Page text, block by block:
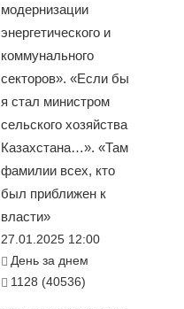
модернизации
энергетического и
коммунального
секторов». «Если бы
я стал министром
сельского хозяйства
Казахстана…». «Там
фамилии всех, кто
был приближен к
власти»
27.01.2025 12:00
День за днем
1128 (40536)